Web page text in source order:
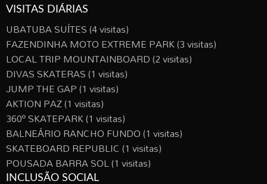
VISITAS DIÁRIAS
UBATUBA SUÍTES(4 visitas)
FAZENDINHA MOTO EXTREME PARK(3 visitas)
LOCAL TRIP MOUNTAINBOARD(2 visitas)
DIVAS SKATERAS(1 visitas)
JUMP THE GAP(1 visitas)
AKTION PAZ(1 visitas)
360º SKATEPARK(1 visitas)
BALNEÁRIO RANCHO FUNDO(1 visitas)
SKATEBOARD REPUBLIC(1 visitas)
POUSADA BARRA SOL(1 visitas)
INCLUSÃO SOCIAL